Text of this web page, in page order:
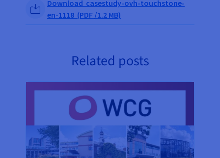
Download casestudy-ovh-touchstone-
en-1118 (PDF /1.2 MB)
Related posts